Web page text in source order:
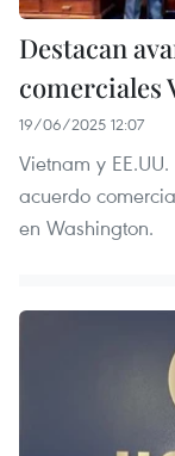
Destacan
comerciales
19/06/2025 12:07
Vietnam y
acuerdo
en Washington.